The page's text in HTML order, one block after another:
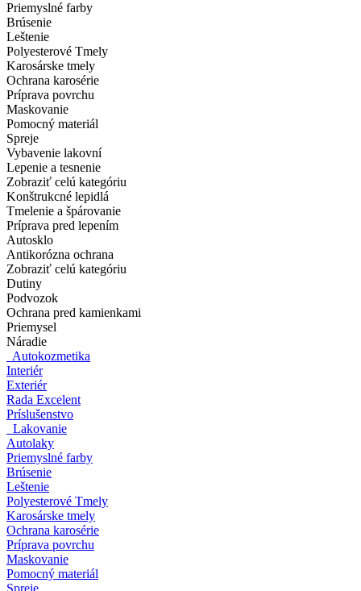
Priemyslné farby
Brúsenie
Leštenie
Polyesterové Tmely
Karosárske tmely
Ochrana karosérie
Príprava povrchu
Maskovanie
Pomocný materiál
Spreje
Vybavenie lakovní
Lepenie a tesnenie
Zobraziť celú kategóriu
Konštrukcné lepidlá
Tmelenie a špárovanie
Príprava pred lepením
Autosklo
Antikorózna ochrana
Zobraziť celú kategóriu
Dutiny
Podvozok
Ochrana pred kamienkami
Priemysel
Náradie
Autokozmetika
Interiér
Exteriér
Rada Excelent
Príslušenstvo
Lakovanie
Autolaky
Priemyslné farby
Brúsenie
Leštenie
Polyesterové Tmely
Karosárske tmely
Ochrana karosérie
Príprava povrchu
Maskovanie
Pomocný materiál
Spreje